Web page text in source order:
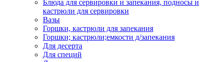
Блюда для сервировки и запекания, подносы и
кастрюли для сервировки
Вазы
Горшки, кастрюли для запекания
Горшки; кастрюли;емкости д/запекания
Для десерта
Для специй